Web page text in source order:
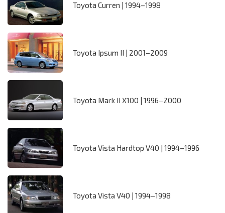
Toyota Curren | 1994–1998
Toyota Ipsum II | 2001–2009
Toyota Mark II X100 | 1996–2000
Toyota Vista Hardtop V40 | 1994–1996
Toyota Vista V40 | 1994–1998